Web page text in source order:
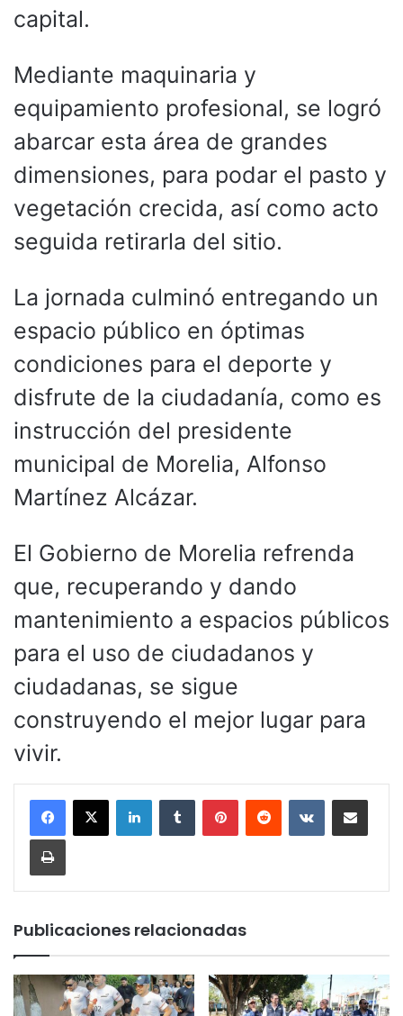
capital.
Mediante maquinaria y
equipamiento profesional, se logró
abarcar esta área de grandes
dimensiones, para podar el pasto y
vegetación crecida, así como acto
seguida retirarla del sitio.
La jornada culminó entregando un
espacio público en óptimas
condiciones para el deporte y
disfrute de la ciudadanía, como es
instrucción del presidente
municipal de Morelia, Alfonso
Martínez Alcázar.
El Gobierno de Morelia refrenda
que, recuperando y dando
mantenimiento a espacios públicos
para el uso de ciudadanos y
ciudadanas, se sigue
construyendo el mejor lugar para
vivir.
LinkedInTumblr PinterestReddit VKontakteCompartir por
Imprimir
Publicaciones relacionadas